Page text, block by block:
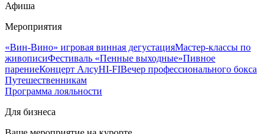
Афиша
Мероприятия
«Вин-Вино» игровая винная дегустацияМастер-классы по
живописиФестиваль «Пенные выходные»Пивное
парениеКонцерт АлсуHI-FIВечер профессионального бокса
Путешественникам
Программа лояльности
Для бизнеса